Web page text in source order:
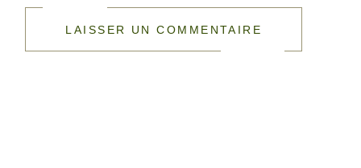
LAISSER UN COMMENTAIRE